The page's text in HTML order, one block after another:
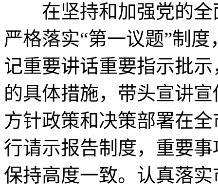
在坚持和加强党的全
严格落实“第一议题”制
记重要讲话重要指示批
的具体措施，带头宣讲
方针政策和决策部署在
行请示报告制度，重要
保持高度一致。认真落